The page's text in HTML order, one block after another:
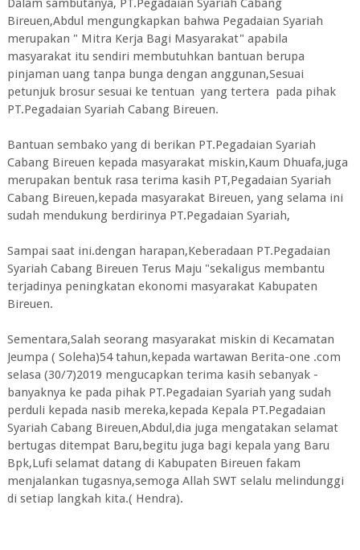
Bireuen,Abdul mengungkapkan bahwa Pegadaian Syariah
merupakan " Mitra Kerja Bagi Masyarakat" apabila
masyarakat itu sendiri membutuhkan bantuan berupa
pinjaman uang tanpa bunga dengan anggunan,Sesuai
petunjuk brosur sesuai ke tentuan yang tertera pada pihak
PT.Pegadaian Syariah Cabang Bireuen.
Bantuan sembako yang di berikan PT.Pegadaian Syariah
Cabang Bireuen kepada masyarakat miskin,Kaum Dhuafa,juga
merupakan bentuk rasa terima kasih PT,Pegadaian Syariah
Cabang Bireuen,kepada masyarakat Bireuen, yang selama ini
sudah mendukung berdirinya PT.Pegadaian Syariah,
Sampai saat ini.dengan harapan,Keberadaan PT.Pegadaian
Syariah Cabang Bireuen Terus Maju "sekaligus membantu
terjadinya peningkatan ekonomi masyarakat Kabupaten
Bireuen.
Sementara,Salah seorang masyarakat miskin di Kecamatan
Jeumpa ( Soleha)54 tahun,kepada wartawan Berita-one .com
selasa (30/7)2019 mengucapkan terima kasih sebanyak -
banyaknya ke pada pihak PT.Pegadaian Syariah yang sudah
perduli kepada nasib mereka,kepada Kepala PT.Pegadaian
Syariah Cabang Bireuen,Abdul,dia juga mengatakan selamat
bertugas ditempat Baru,begitu juga bagi kepala yang Baru
Bpk,Lufi selamat datang di Kabupaten Bireuen fakam
menjalankan tugasnya,semoga Allah SWT selalu melindunggi
di setiap langkah kita.( Hendra).